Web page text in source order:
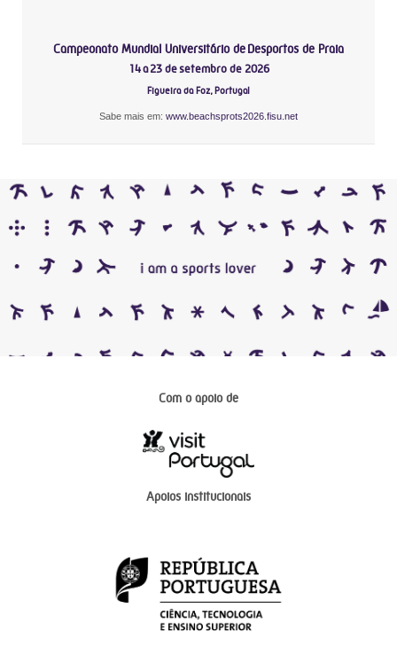
Campeonato Mundial Universitário de Desportos de Praia
14 a 23 de setembro de 2026
Figueira da Foz, Portugal
Sabe mais em: www.beachsprots2026.fisu.net
Com o apoio de
Apoios institucionais